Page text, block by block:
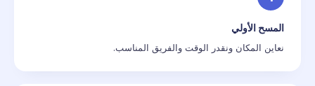
المسح الأولي
نعاين المكان ونقدر الوقت والفريق المناسب.